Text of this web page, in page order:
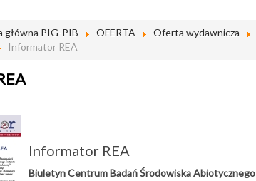
główna PIG-PIB OFERTA
Oferta wydawnicza
Informator REA
Informator REA
Biuletyn Centrum Badań Środowiska Abiotycznego